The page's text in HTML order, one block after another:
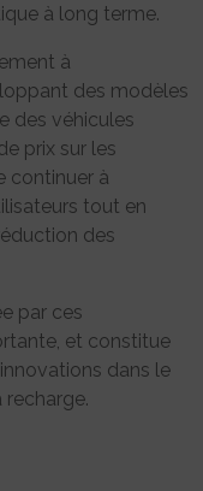
à long terme.
à
des modèles
des véhicules
prix sur les
continuer à
tout en
des
par ces
et constitue
dans le